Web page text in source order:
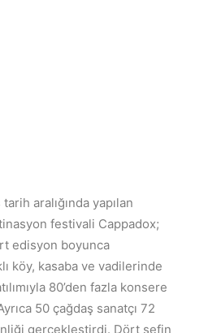
aralığında yapılan
festivali Cappadox;
edisyon boyunca
köy, kasaba ve vadilerinde
80’den fazla konsere
50 çağdaş sanatçı 72
gerçekleştirdi. Dört şefin